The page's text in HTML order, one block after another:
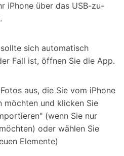
iPhone über das USB-zu-
sich automatisch
Fall ist, öffnen Sie die App.
aus, die Sie vom iPhone
möchten und klicken Sie
(wenn Sie nur
oder wählen Sie
Elemente)